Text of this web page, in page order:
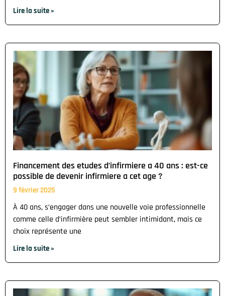
Lire la suite »
Financement des etudes d’infirmiere a 40 ans : est-ce
possible de devenir infirmiere a cet age ?
9 février 2025
À 40 ans, s’engager dans une nouvelle voie professionnelle
comme celle d’infirmière peut sembler intimidant, mais ce
choix représente une
Lire la suite »